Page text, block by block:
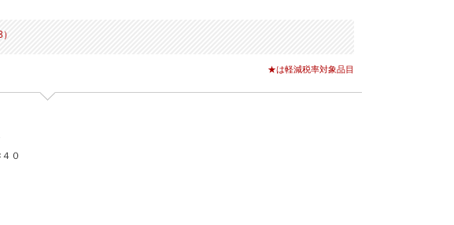
★は軽減税率対象品目
０